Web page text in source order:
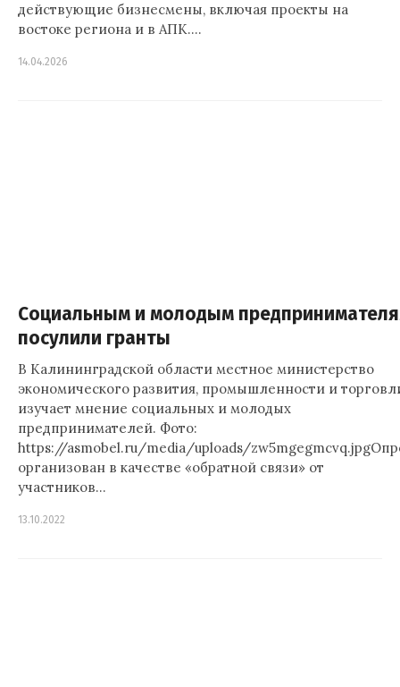
действующие бизнесмены, включая проекты на
востоке региона и в АПК.…
14.04.2026
Социальным и молодым
посулили гранты
В Калининградской области местное министерство
экономического развития, промышленности и
изучает мнение социальных и молодых
предпринимателей. Фото:
https://asmobel.ru/media/uploads/
организован в качестве «обратной связи» от
участников…
13.10.2022